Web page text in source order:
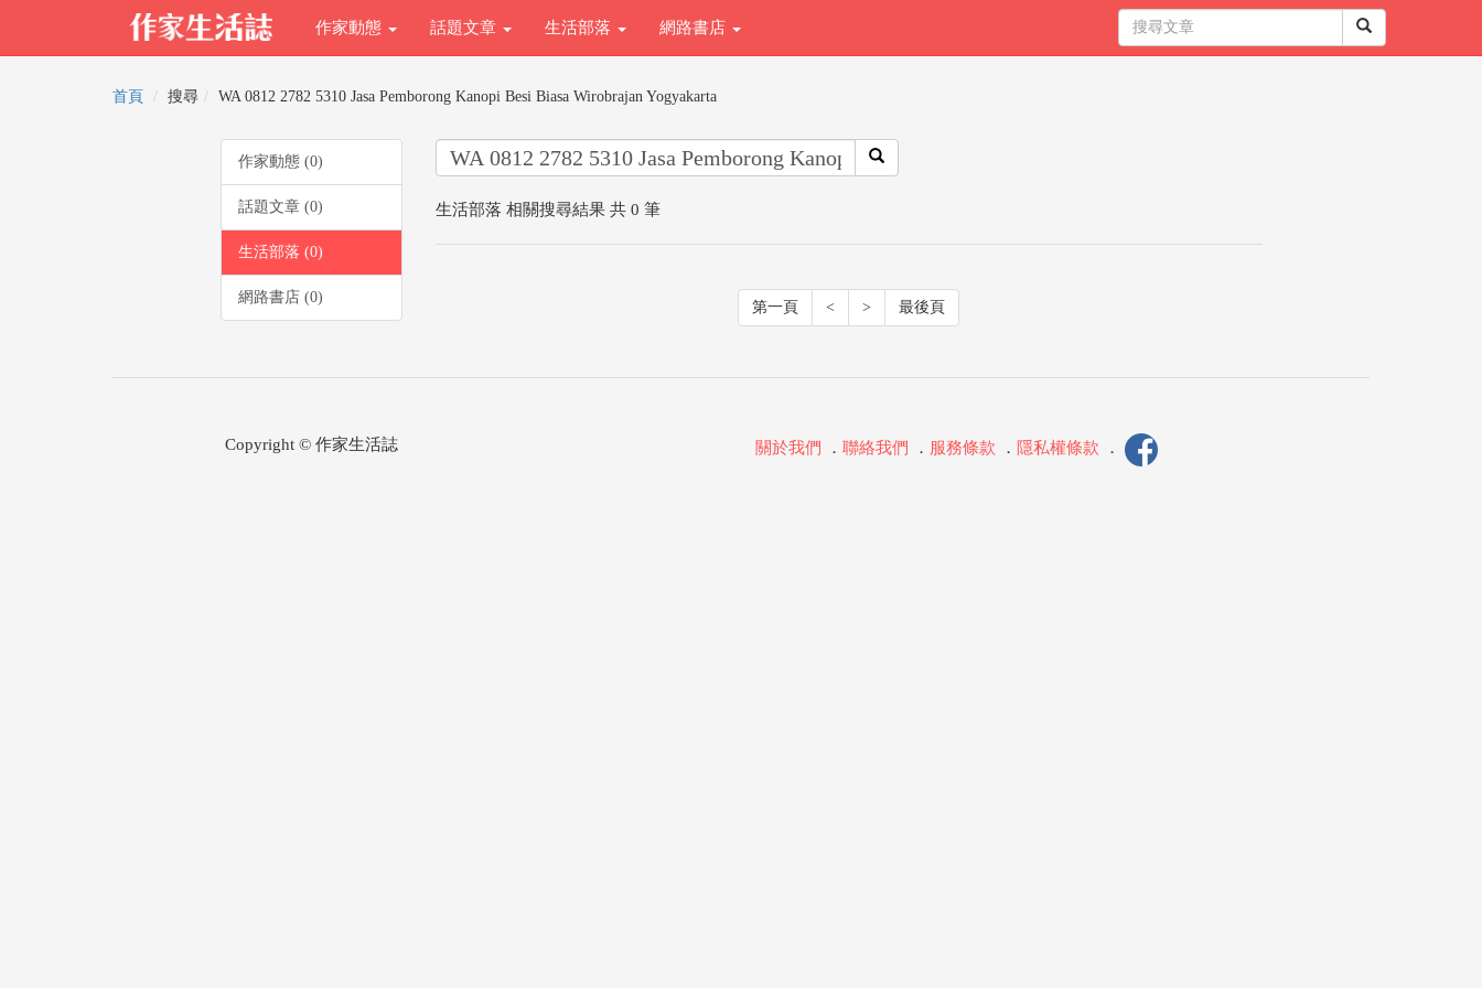
作家動態 話題文章 生活部落 網路書店
首頁 搜尋 WA 0812 2782 5310 Jasa Pemborong Kanopi Besi Biasa Wirobrajan Yogyakarta
作家動態 (0)
話題文章 (0)
生活部落 (0)
網路書店 (0)
生活部落 相關搜尋結果 共 0 筆
第一頁 < > 最後頁
Copyright © 作家生活誌 關於我們 ． 聯絡我們 ． 服務條款 ． 隱私權條款 ．